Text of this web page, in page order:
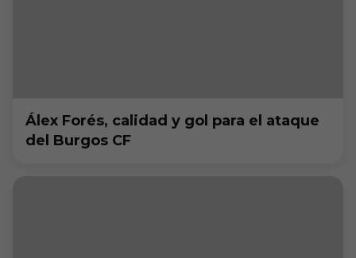
Álex Forés, calidad y gol para el ataque
del Burgos CF